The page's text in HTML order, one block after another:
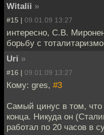
Witalii »
#15 | 09.01.09 13:27
интересно, С.В.
борьбу с
Uri »
#16 | 09.01.09 13:27
Кому: gres, #3
Самый цинус в том, что
конца. Никуда он
работал по 20 часов в